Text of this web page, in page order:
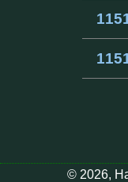
© 2026,